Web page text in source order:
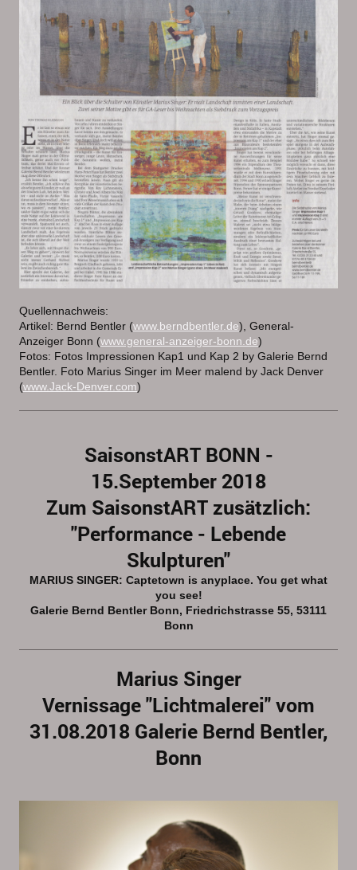
Quellennachweis:
Artikel: Bernd Bentler (www.berndbentler.de), General-
Anzeiger Bonn (www.general-anzeiger-bonn.de)
Fotos: Fotos Impressionen Kap1 und Kap 2 by Galerie Bernd
Bentler. Foto Marius Singer im Meer malend by Jack Denver
(www.Jack-Denver.com)
SaisonstART BONN -
15.September 2018
Zum SaisonstART zusätzlich:
"Performance - Lebende
Skulpturen"
MARIUS SINGER: Captetown is anyplace. You get what
you see!
Galerie Bernd Bentler Bonn, Friedrichstrasse 55, 53111
Bonn
Marius Singer
Vernissage "Lichtmalerei" vom
31.08.2018 Galerie Bernd Bentler,
Bonn